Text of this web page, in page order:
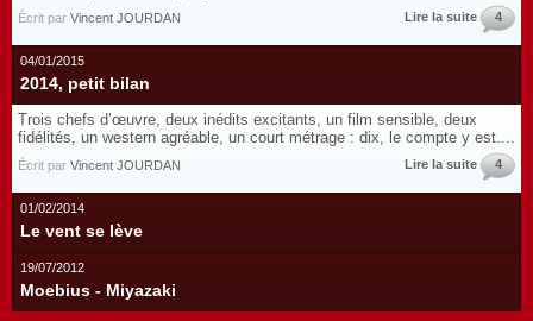
Écrit par Vincent JOURDAN Lire la suite 4
04/01/2015
2014, petit bilan
Trois chefs d’œuvre, deux inédits excitants, un film sensible, deux
fidélités, un western agréable, un court métrage : dix, le compte y est....
Écrit par Vincent JOURDAN Lire la suite 4
01/02/2014
Le vent se lève
19/07/2012
Moebius - Miyazaki